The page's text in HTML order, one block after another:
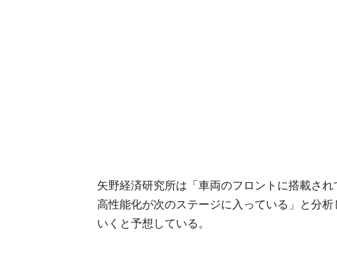
矢野経済研究所は「車両のフロントに搭載さ
高性能化が次のステージに入っている」と分
いくと予想している。